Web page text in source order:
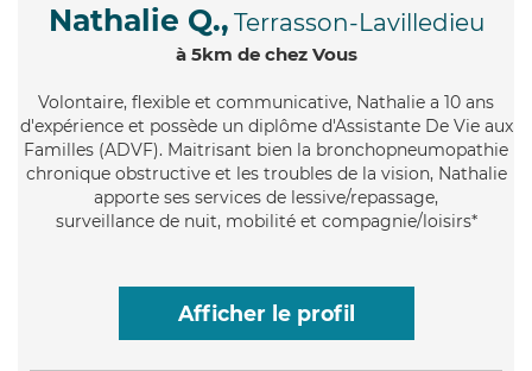
Nathalie Q., Terrasson-Lavilledieu
à 5km de chez Vous
Volontaire, flexible et communicative, Nathalie a 10 ans
d'expérience et possède un diplôme d'Assistante De Vie aux
Familles (ADVF). Maitrisant bien la bronchopneumopathie
chronique obstructive et les troubles de la vision, Nathalie
apporte ses services de lessive/repassage,
surveillance de nuit, mobilité et compagnie/loisirs*
Afficher le profil